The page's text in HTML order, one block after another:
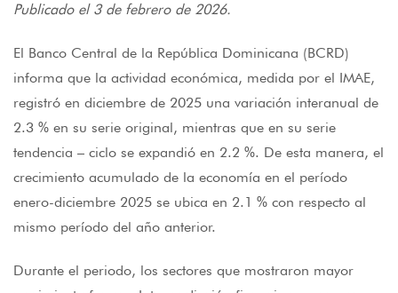
Publicado el 3 de febrero de 2026.
El Banco Central de la República Dominicana (BCRD)
informa que la actividad económica, medida por el IMAE,
registró en diciembre de 2025 una variación interanual de
2.3 % en su serie original, mientras que en su serie
tendencia – ciclo se expandió en 2.2 %. De esta manera, el
crecimiento acumulado de la economía en el período
enero-diciembre 2025 se ubica en 2.1 % con respecto al
mismo período del año anterior.
Durante el periodo, los sectores que mostraron mayor